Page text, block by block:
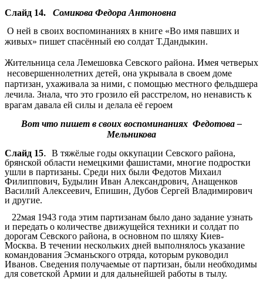
Слайд 14. Сомикова Федора Антоновна
О ней в своих воспоминаниях в книге «Во имя павших и
живых» пишет спасённый ею солдат Т.Дандыкин.
Жительница села Лемешовка Севского района. Имея четверых
несовершеннолетних детей, она укрывала в своем доме
партизан, ухаживала за ними, с помощью местного фельдшера
лечила. Знала, что это грозило ей расстрелом, но ненависть к
врагам давала ей силы и делала её героем
Вот что пишет в своих воспоминаниях Федотова –
Мельникова
Слайд 15. В тяжёлые годы оккупации Севского района,
брянской области немецкими фашистами, многие подростки
ушли в партизаны. Среди них были Федотов Михаил
Филиппович, Будылин Иван Александрович, Анащенков
Василий Алексеевич, Епишин, Дубов Сергей Владимирович
и другие.
22мая 1943 года этим партизанам было дано задание узнать
и передать о количестве движущейся техники и солдат по
дорогам Севского района, в основном по шляху Киев-
Москва. В течении нескольких дней выполнялось указание
командования Эсманьского отряда, которым руководил
Иванов. Сведения получаемые от партизан, были необходимы
для советской Армии и для дальнейшей работы в тылу.